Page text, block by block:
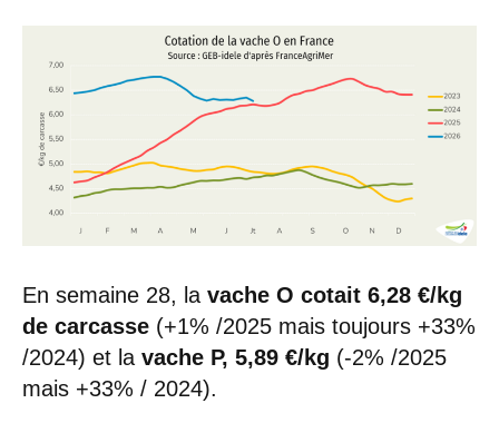
En semaine 28, la vache O cotait 6,28 €/kg
de carcasse (+1% /2025 mais toujours +33%
/2024) et la vache P, 5,89 €/kg (-2% /2025
mais +33% / 2024).